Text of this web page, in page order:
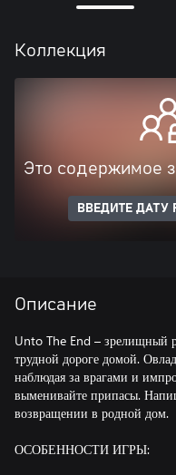
Коллекция
Это содержимое
ВВЕДИТЕ ДАТУ
Описание
Unto The End – зрелищный
трудной дороге домой.
наблюдая за врагами и
выменивайте припасы.
возвращении в родной дом.
ОСОБЕННОСТИ ИГРЫ: